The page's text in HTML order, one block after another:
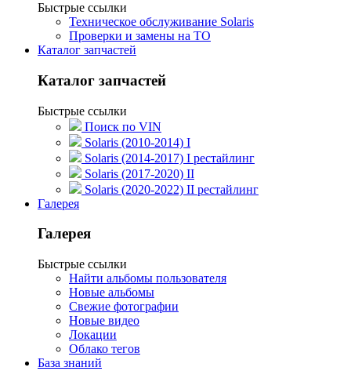
Быстрые ссылки
Техническое обслуживание Solaris
Проверки и замены на ТО
Каталог запчастей
Каталог запчастей
Быстрые ссылки
Поиск по VIN
Solaris (2010-2014) I
Solaris (2014-2017) I рестайлинг
Solaris (2017-2020) II
Solaris (2020-2022) II рестайлинг
Галерея
Галерея
Быстрые ссылки
Найти альбомы пользователя
Новые альбомы
Свежие фотографии
Новые видео
Локации
Облако тегов
База знаний